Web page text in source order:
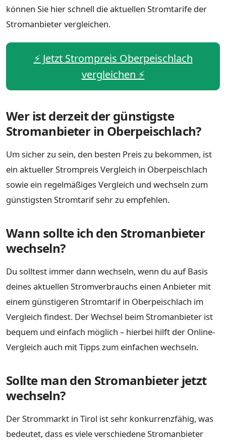
können Sie hier schnell die aktuellen Stromtarife der
Stromanbieter vergleichen.
⚡️ Jetzt Strompreis Oberpeischlach
vergleichen ⚡️
Wer ist derzeit der günstigste
Stromanbieter in Oberpeischlach?
Um sicher zu sein, den besten Preis zu bekommen, ist
ein aktueller Strompreis Vergleich in Oberpeischlach
sowie ein regelmäßiges Vergleich und wechseln zum
günstigsten Stromtarif sehr zu empfehlen.
Wann sollte ich den Stromanbieter
wechseln?
Du solltest immer dann wechseln, wenn du auf Basis
deines aktuellen Stromverbrauchs einen Anbieter mit
einem günstigeren Stromtarif in Oberpeischlach im
Vergleich findest. Der Wechsel beim Stromanbieter ist
bequem und einfach möglich – hierbei hilft der Online-
Vergleich auch mit Tipps zum einfachen wechseln.
Sollte man den Stromanbieter jetzt
wechseln?
Der Strommarkt in Tirol ist sehr konkurrenzfähig, was
bedeutet, dass es viele verschiedene Stromanbieter